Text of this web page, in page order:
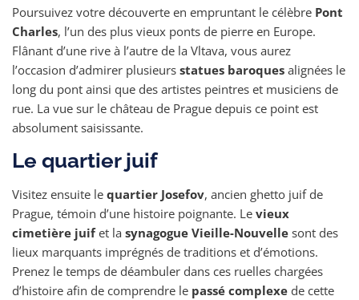
Poursuivez votre découverte en empruntant le célèbre Pont
Charles, l’un des plus vieux ponts de pierre en Europe.
Flânant d’une rive à l’autre de la Vltava, vous aurez
l’occasion d’admirer plusieurs statues baroques alignées le
long du pont ainsi que des artistes peintres et musiciens de
rue. La vue sur le château de Prague depuis ce point est
absolument saisissante.
Le quartier juif
Visitez ensuite le quartier Josefov, ancien ghetto juif de
Prague, témoin d’une histoire poignante. Le vieux
cimetière juifet la synagogue Vieille-Nouvelle sont des
lieux marquants imprégnés de traditions et d’émotions.
Prenez le temps de déambuler dans ces ruelles chargées
d’histoire afin de comprendre le passé complexe de cette